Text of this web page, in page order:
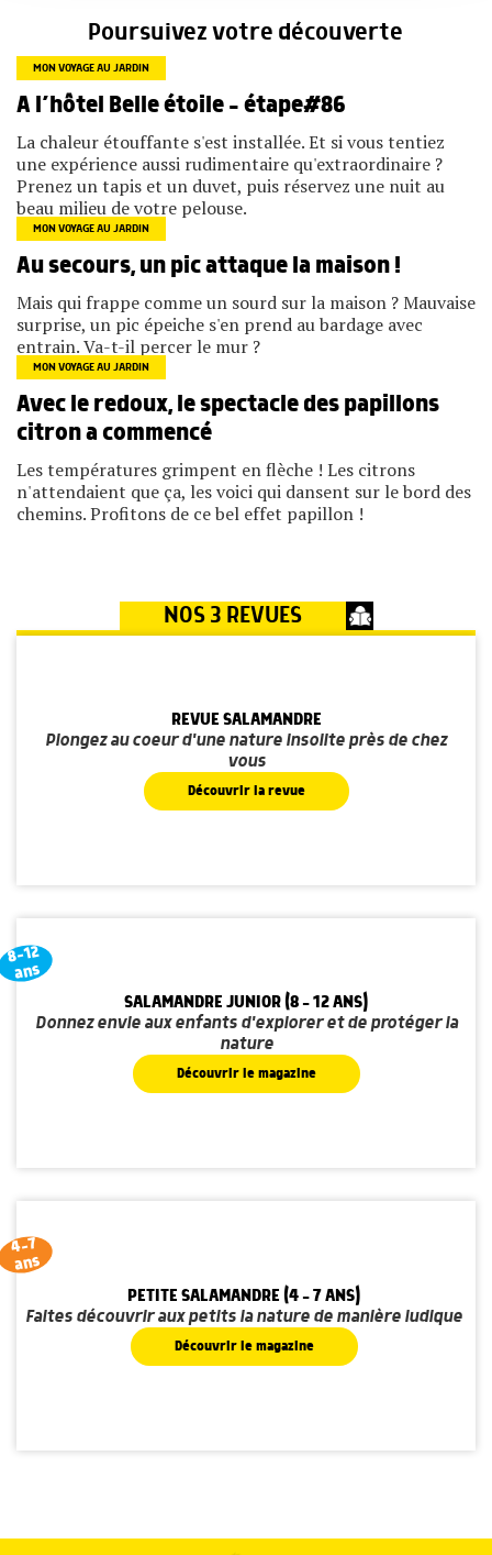
Poursuivez votre découverte
MON VOYAGE AU JARDIN
A l’hôtel Belle étoile – étape#86
La chaleur étouffante s'est installée. Et si vous tentiez
une expérience aussi rudimentaire qu'extraordinaire ?
Prenez un tapis et un duvet, puis réservez une nuit au
beau milieu de votre pelouse.
MON VOYAGE AU JARDIN
Au secours, un pic attaque la maison !
Mais qui frappe comme un sourd sur la maison ? Mauvaise
surprise, un pic épeiche s'en prend au bardage avec
entrain. Va-t-il percer le mur ?
MON VOYAGE AU JARDIN
Avec le redoux, le spectacle des papillons
citron a commencé
Les températures grimpent en flèche ! Les citrons
n'attendaient que ça, les voici qui dansent sur le bord des
chemins. Profitons de ce bel effet papillon !
NOS 3 REVUES
REVUE SALAMANDRE
Plongez au coeur d'une nature insolite près de chez
vous
Découvrir la revue
8-12
ans
SALAMANDRE JUNIOR (8 - 12 ANS)
Donnez envie aux enfants d'explorer et de protéger la
nature
Découvrir le magazine
4-7
ans
PETITE SALAMANDRE (4 - 7 ANS)
Faites découvrir aux petits la nature de manière ludique
Découvrir le magazine